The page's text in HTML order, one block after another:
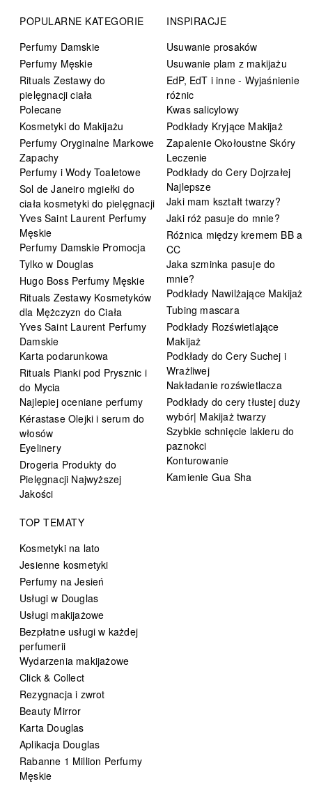
POPULARNE KATEGORIE
Perfumy Damskie
Perfumy Męskie
Rituals Zestawy do
pielęgnacji ciała
Polecane
Kosmetyki do Makijażu
Perfumy Oryginalne Markowe
Zapachy
Perfumy i Wody Toaletowe
Sol de Janeiro mgiełki do
ciała kosmetyki do pielęgnacji
Yves Saint Laurent Perfumy
Męskie
Perfumy Damskie Promocja
Tylko w Douglas
Hugo Boss Perfumy Męskie
Rituals Zestawy Kosmetyków
dla Mężczyzn do Ciała
Yves Saint Laurent Perfumy
Damskie
Karta podarunkowa
Rituals Pianki pod Prysznic i
do Mycia
Najlepiej oceniane perfumy
Kérastase Olejki i serum do
włosów
Eyelinery
Drogeria Produkty do
Pielęgnacji Najwyższej
Jakości
INSPIRACJE
Usuwanie prosaków
Usuwanie plam z makijażu
EdP, EdT i inne - Wyjaśnienie
różnic
Kwas salicylowy
Podkłady Kryjące Makijaż
Zapalenie Okołoustne Skóry
Leczenie
Podkłady do Cery Dojrzałej
Najlepsze
Jaki mam kształt twarzy?
Jaki róż pasuje do mnie?
Różnica między kremem BB a
CC
Jaka szminka pasuje do
mnie?
Podkłady Nawilżające Makijaż
Tubing mascara
Podkłady Rozświetlające
Makijaż
Podkłady do Cery Suchej i
Wrażliwej
Nakładanie rozświetlacza
Podkłady do cery tłustej duży
wybór| Makijaż twarzy
Szybkie schnięcie lakieru do
paznokci
Konturowanie
Kamienie Gua Sha
TOP TEMATY
Kosmetyki na lato
Jesienne kosmetyki
Perfumy na Jesień
Usługi w Douglas
Usługi makijażowe
Bezpłatne usługi w każdej
perfumerii
Wydarzenia makijażowe
Click & Collect
Rezygnacja i zwrot
Beauty Mirror
Karta Douglas
Aplikacja Douglas
Rabanne 1 Million Perfumy
Męskie